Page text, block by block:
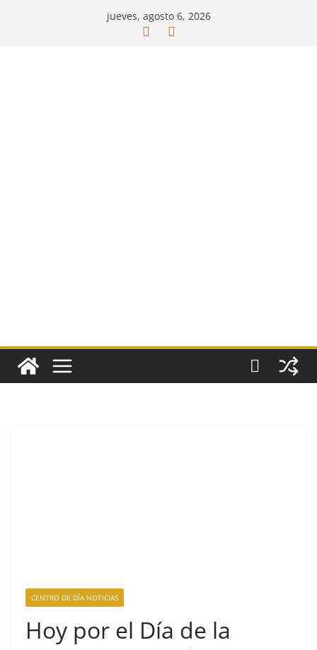
jueves, agosto 6, 2026
CENTRO DE DÍA NOTICIAS
Hoy por el Día de la